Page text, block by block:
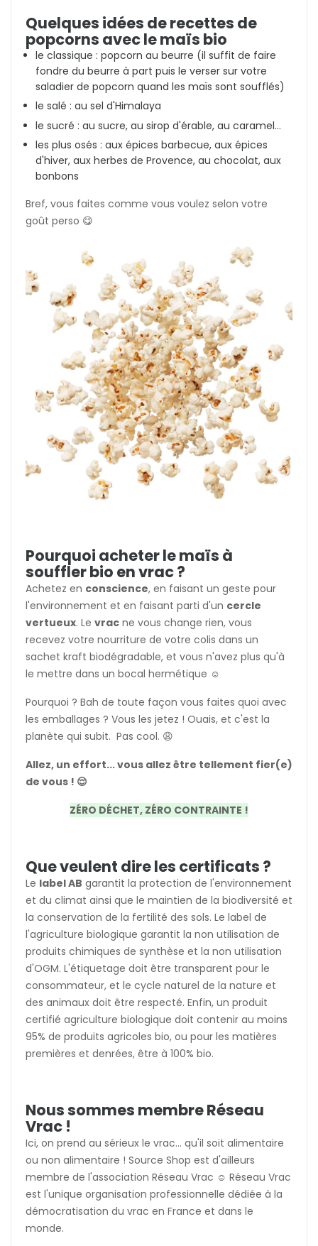
Quelques idées de recettes de
popcorns avec le maïs bio
le classique : popcorn au beurre (il suffit de faire
fondre du beurre à part puis le verser sur votre
saladier de popcorn quand les maïs sont soufflés)
le salé : au sel d'Himalaya
le sucré : au sucre, au sirop d'érable, au caramel...
les plus osés : aux épices barbecue, aux épices
d'hiver, aux herbes de Provence, au chocolat, aux
bonbons
Bref, vous faites comme vous voulez selon votre
goût perso 😋
Pourquoi acheter le maïs à
souffler bio en vrac ?
Achetez en conscience, en faisant un geste pour
l'environnement et en faisant parti d'un cercle
vertueux. Le vrac ne vous change rien, vous
recevez votre nourriture de votre colis dans un
sachet kraft biodégradable, et vous n'avez plus qu'à
le mettre dans un bocal hermétique ☺️
Pourquoi ? Bah de toute façon vous faites quoi avec
les emballages ? Vous les jetez ! Ouais, et c'est la
planète qui subit. Pas cool. 😩
Allez, un effort... vous allez être tellement fier(e)
de vous ! 😌
ZÉRO DÉCHET, ZÉRO CONTRAINTE !
Que veulent dire les certificats ?
Le label AB garantit la protection de l'environnement
et du climat ainsi que le maintien de la biodiversité et
la conservation de la fertilité des sols. Le label de
l'agriculture biologique garantit la non utilisation de
produits chimiques de synthèse et la non utilisation
d'OGM. L'étiquetage doit être transparent pour le
consommateur, et le cycle naturel de la nature et
des animaux doit être respecté. Enfin, un produit
certifié agriculture biologique doit contenir au moins
95% de produits agricoles bio, ou pour les matières
premières et denrées, être à 100% bio.
Nous sommes membre Réseau
Vrac !
Ici, on prend au sérieux le vrac... qu'il soit alimentaire
ou non alimentaire ! Source Shop est d'ailleurs
membre de l'association Réseau Vrac ☺️ Réseau Vrac
est l'unique organisation professionnelle dédiée à la
démocratisation du vrac en France et dans le
monde.